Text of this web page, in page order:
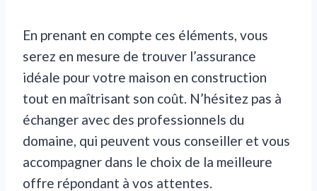
En prenant en compte ces éléments, vous
serez en mesure de trouver l’assurance
idéale pour votre maison en construction
tout en maîtrisant son coût. N’hésitez pas à
échanger avec des professionnels du
domaine, qui peuvent vous conseiller et vous
accompagner dans le choix de la meilleure
offre répondant à vos attentes.